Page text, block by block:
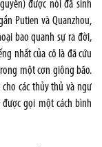
được nói đã sinh
Putien và Quanzhou,
bao quanh sự ra đời,
nhất của cô là đã cứu
một cơn giông bão.
các thủy thủ và ngư
gọi một cách bình